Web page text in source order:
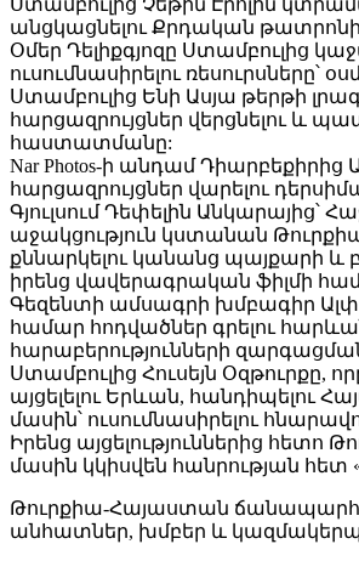
անցկացնելու Քրդական
Օմեր Դելիքգյոզը Ստամբուլից
ուսումնասիրելու
Ստամբուլից Ենի Ասյա թերթի
հարցազրույցներ վերցնելու և
հաստատմանը:
Nar Photos-ի անդամ
հարցազրույցներ վարելու
Գյուլսում Դեփելին
աջակցություն կստանան
քննարկելու կանանց պայքարի և
իրենց վավերագրական ֆիլմի
Գեզենտի ամսագրի խմբագիր
համար հոդվածներ գրելու
հարաբերությունների
Ստամբուլից Հուսեյն Օզթուրքը,
այցելելու Երևան, հանդիպելու
մասին՝ ուսումնասիրելու
Իրենց այցելություններից
մասին կկիսվեն հանրության հետ
Թուրքիա-Հայաստան
անհատներ, խմբեր և